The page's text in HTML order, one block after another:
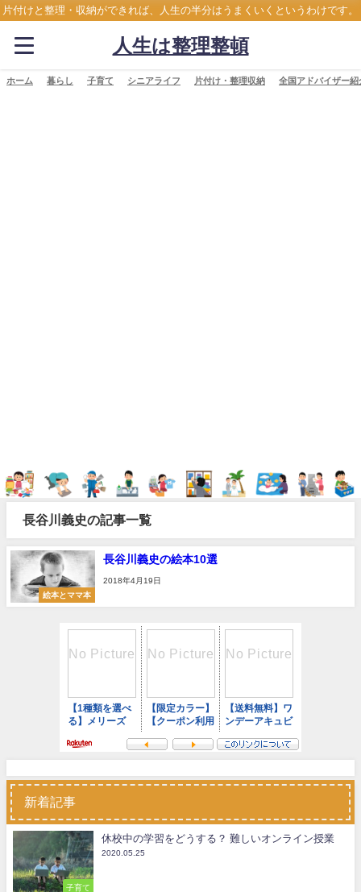
片付けと整理・収納ができれば、人生の半分はうまくいくというわけです。
人生は整理整頓
ホーム 暮らし 子育て シニアライフ 片付け・整理収納 全国アドバイザー紹
長谷川義史の記事一覧
絵本とママ本
長谷川義史の絵本10選
2018年4月19日
新着記事
子育て
休校中の学習をどうする？ 難しいオンライン授業
2020.05.25